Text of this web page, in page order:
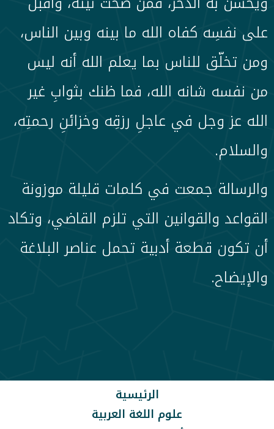
على نفسِه كفاه الله ما بينه وبين الناس،
ومن تخلّق للناس بما يعلم الله أنه ليس
من نفسه شانه الله، فما ظنك بثوابِ غير
الله عز وجل في عاجلِ رزقِه وخزائنِ رحمتِه،
والسلام.
والرسالة جمعت في كلمات قليلة موزونة
القواعد والقوانين التي تلزم القاضي، وتكاد
أن تكون قطعة أدبية تحمل عناصر البلاغة
والإيضاح.
الرئيسية
علوم اللغة العربية